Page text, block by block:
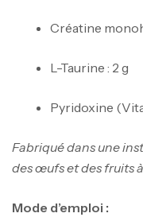
Créatine
L-Taurine : 2 g
Pyridoxine
Fabriqué dans une
des œufs et des fruits
Mode d’emploi :